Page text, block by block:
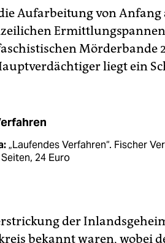
Aufarbeitung von
Mörderbande
liegt ein
„Laufendes Verfahren“. Fischer
24 Euro
der
bekannt waren, wobei